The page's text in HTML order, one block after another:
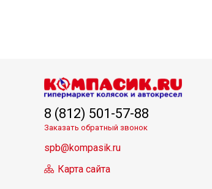
8 (812) 501-57-88
Заказать обратный звонок
spb@kompasik.ru
Карта сайта